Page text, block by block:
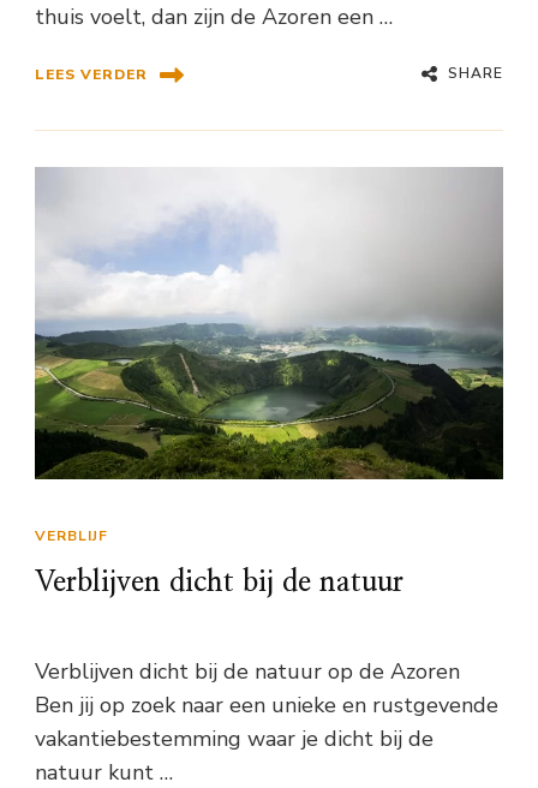
thuis voelt, dan zijn de Azoren een …
LEES VERDER SHARE
VERBLIJF
Verblijven dicht bij de natuur
Verblijven dicht bij de natuur op de Azoren
Ben jij op zoek naar een unieke en rustgevende
vakantiebestemming waar je dicht bij de
natuur kunt …